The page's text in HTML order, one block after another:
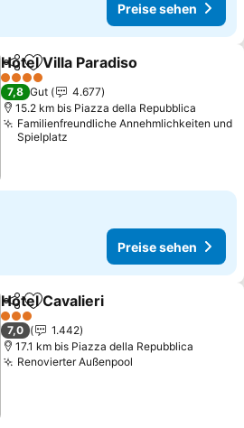
Preise sehen
TeilenZu Favoriten hinzufügen
Hotel Villa Paradiso
4 Sterne
7,8 Gut
4.677
15.2 km bis Piazza della Repubblica
Familienfreundliche Annehmlichkeiten und
Spielplatz
Preise sehen
TeilenZu Favoriten hinzufügen
Hotel Cavalieri
3 Sterne
7,0
1.442
17.1 km bis Piazza della Repubblica
Renovierter Außenpool